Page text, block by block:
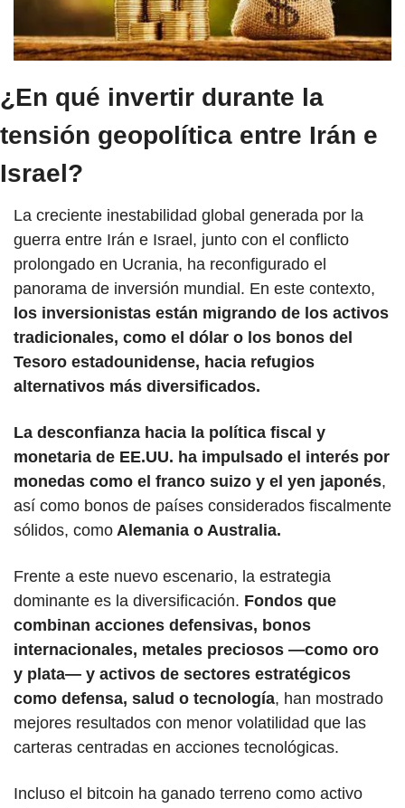
¿En qué invertir durante la
tensión geopolítica entre Irán e
Israel?
La creciente inestabilidad global generada por la
guerra entre Irán e Israel, junto con el conflicto
prolongado en Ucrania, ha reconfigurado el
los inversionistas están migrando de los activos
tradicionales, como el dólar o los bonos del
Tesoro estadounidense, hacia refugios
alternativos más diversificados.
La desconfianza hacia la política fiscal y
monetaria de EE.UU. ha impulsado el interés por
monedas como el franco suizo y el yen japonés,
así como bonos de países considerados fiscalmente
sólidos, como Alemania o Australia.
Frente a este nuevo escenario, la estrategia
dominante es la diversificación. Fondos que
combinan acciones defensivas, bonos
internacionales, metales preciosos —como oro
y plata— y activos de sectores estratégicos
como defensa, salud o tecnología, han mostrado
mejores resultados con menor volatilidad que las
carteras centradas en acciones tecnológicas.
Incluso el bitcoin ha ganado terreno como activo